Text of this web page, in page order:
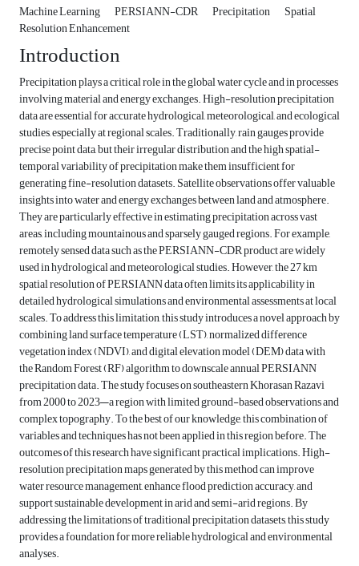
Machine Learning PERSIANN-CDR Precipitation Spatial
Resolution Enhancement
Introduction
Precipitation plays a critical role in the global water cycle and in processes
involving material and energy exchanges. High-resolution precipitation
data are essential for accurate hydrological, meteorological, and ecological
studies, especially at regional scales. Traditionally, rain gauges provide
precise point data, but their irregular distribution and the high spatial-
temporal variability of precipitation make them insufficient for
generating fine-resolution datasets. Satellite observations offer valuable
insights into water and energy exchanges between land and atmosphere.
They are particularly effective in estimating precipitation across vast
areas, including mountainous and sparsely gauged regions. For example,
remotely sensed data such as the PERSIANN-CDR product are widely
used in hydrological and meteorological studies. However, the 27 km
spatial resolution of PERSIANN data often limits its applicability in
detailed hydrological simulations and environmental assessments at local
scales. To address this limitation, this study introduces a novel approach by
combining land surface temperature (LST), normalized difference
vegetation index (NDVI), and digital elevation model (DEM) data with
the Random Forest (RF) algorithm to downscale annual PERSIANN
precipitation data. The study focuses on southeastern Khorasan Razavi
from 2000 to 2023—a region with limited ground-based observations and
complex topography. To the best of our knowledge, this combination of
variables and techniques has not been applied in this region before. The
outcomes of this research have significant practical implications. High-
resolution precipitation maps generated by this method can improve
water resource management, enhance flood prediction accuracy, and
support sustainable development in arid and semi-arid regions. By
addressing the limitations of traditional precipitation datasets, this study
provides a foundation for more reliable hydrological and environmental
analyses.